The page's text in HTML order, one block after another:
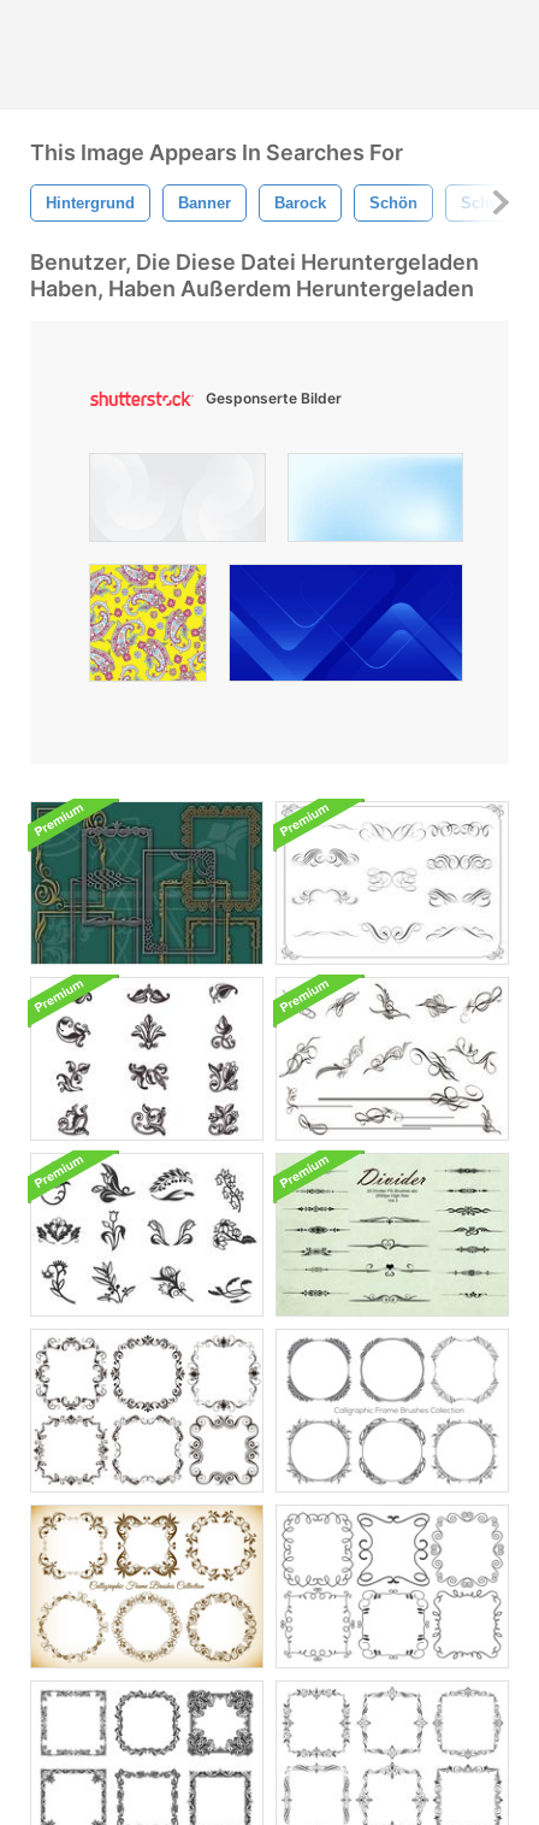
This Image Appears In Searches For
Hintergrund Banner Barock Schön Schwarz
Benutzer, Die Diese Datei Heruntergeladen
Haben, Haben Außerdem Heruntergeladen
Gesponserte Bilder